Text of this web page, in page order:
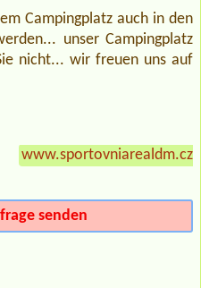
Campingplatz auch in den
unser Campingplatz
nicht... wir freuen uns auf
www.sportovniarealdm.cz
senden